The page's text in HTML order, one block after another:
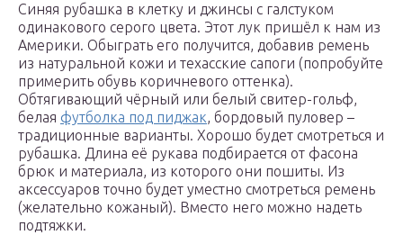
Синяя рубашка в клетку и джинсы с галстуком
одинакового серого цвета. Этот лук пришёл к нам из
Америки. Обыграть его получится, добавив ремень
из натуральной кожи и техасские сапоги (попробуйте
примерить обувь коричневого оттенка).
Обтягивающий чёрный или белый свитер-гольф,
белая футболка под пиджак, бордовый пуловер –
традиционные варианты. Хорошо будет смотреться и
рубашка. Длина её рукава подбирается от фасона
брюк и материала, из которого они пошиты. Из
аксессуаров точно будет уместно смотреться ремень
(желательно кожаный). Вместо него можно надеть
подтяжки.